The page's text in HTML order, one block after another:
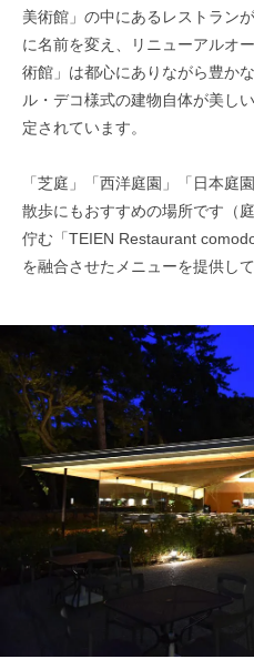
美術館」の中にあるレストラン
に名前を変え、リニューアルオ
術館」は都心にありながら豊か
ル・デコ様式の建物自体が美し
定されています。
「芝庭」「西洋庭園」「日本庭
散歩にもおすすめの場所です（
佇む「TEIEN Restaurant
を融合させたメニューを提供して